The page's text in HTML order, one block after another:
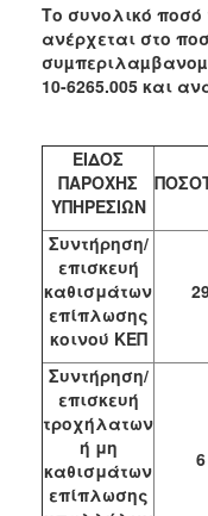
Το συνολικό
ανέρχεται στο
10-6265.005 και
ΕΙΔΟΣ
ΠΑΡΟΧΗΣ
ΥΠΗΡΕΣΙΩΝ
Συντήρηση/
επισκευή
καθισμάτων
επίπλωσης
κοινού ΚΕΠ
Συντήρηση/
επισκευή
τροχήλατων
ή μη
καθισμάτων
επίπλωσης
6